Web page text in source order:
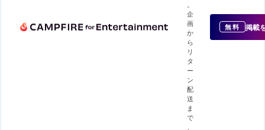
企
画
か
ら
リ
タ
ー
ン
配
送
ま
で
無料 掲載